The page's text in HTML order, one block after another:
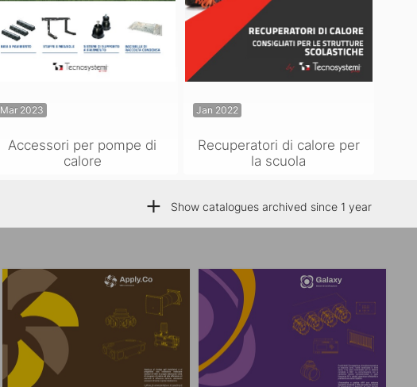
Mar 2023
Accessori per pompe di
calore
Jan 2022
Recuperatori di calore per
la scuola
+ Show catalogues archived since 1 year